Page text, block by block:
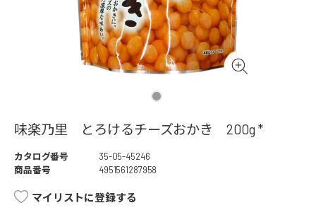
味楽乃里 とろけるチーズおかき 200g *
カタログ番号
35-05-45246
商品番号
4951561287958
マイリストに登録する